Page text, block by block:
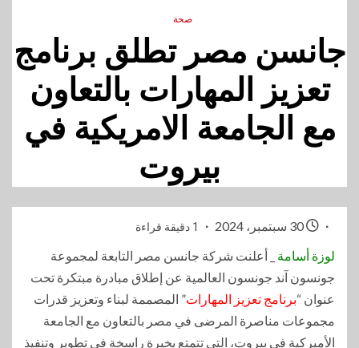
صحة
جانسن مصر تطلق برنامج
تعزيز المهارات بالتعاون
مع الجامعة الامريكية في
بيروت
1 دقيقة قراءة
لوزة أسامة _ أعلنت شركة جانسن مصر التابعة لمجموعة
جونسون آند جونسون العالمية عن إطلاق مبادرة مبتكرة تحت
عنوان “برنامج تعزيز المهارات” المصممة لبناء وتعزيز قدرات
مجموعات مناصرة المرضى في مصر بالتعاون مع الجامعة
الأميركية في بيروت، التي تتمتع بخبرة راسخة في تطوير وتنفيذ